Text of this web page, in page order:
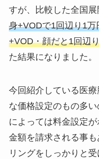
すが、比較した全国展
身+VODで1回辺り1
+VOD・顔だと1回辺
た結果になりました。
今回紹介している医
な価格設定のもの多
によっては料金設定
金額を請求される事
リングをしっかりと